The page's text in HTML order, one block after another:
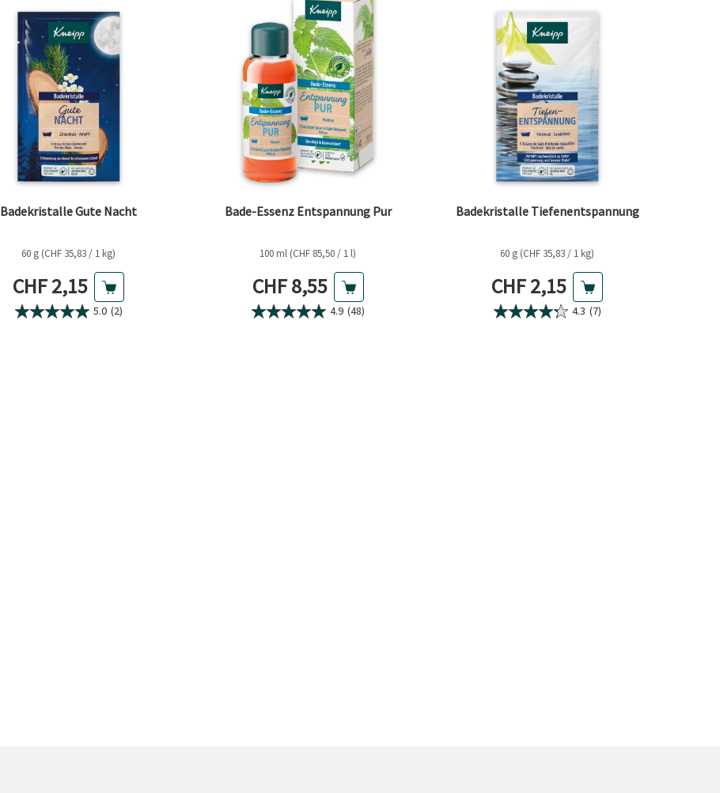
Badekristalle Gute Nacht
60 g (CHF 35,83 / 1 kg)
Aktueller Preis
CHF 2,15
5.0 (2)
Bade-Essenz Entspannung Pur
100 ml (CHF 85,50 / 1 l)
Aktueller Preis
CHF 8,55
4.9 (48)
Badekristalle Tiefenentspannung
60 g (CHF 35,83 / 1 kg)
Aktueller Preis
CHF 2,15
4.3 (7)